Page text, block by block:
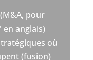
pour
anglais)
où
(fusion)